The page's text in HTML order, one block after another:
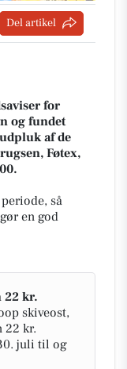
Del artikel
for
og fundet
af de
Føtex,
så
en god
22 kr.
skiveost,
22 kr.
juli til og